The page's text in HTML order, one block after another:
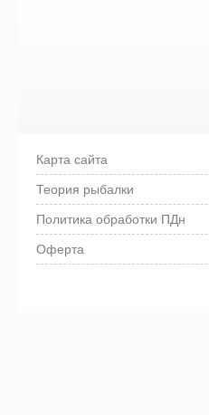
Карта сайта
Теория рыбалки
Политика обработки ПДн
Оферта